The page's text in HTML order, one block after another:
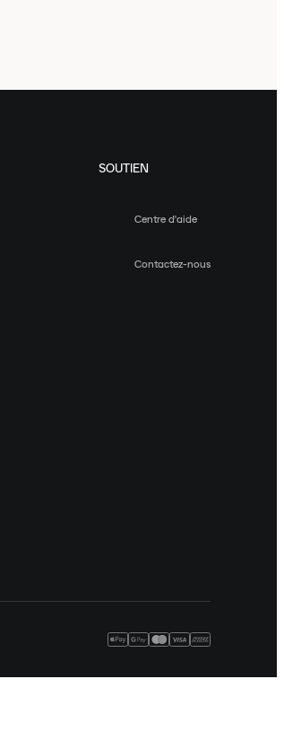
SOUTIEN
Centre d'aide
Contactez-nous